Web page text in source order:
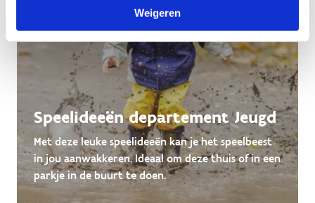
Weigeren
Speelideeën departement Jeugd
Met deze leuke speelideeën kan je het speelbeest
in jou aanwakkeren. Ideaal om deze thuis of in een
parkje in de buurt te doen.